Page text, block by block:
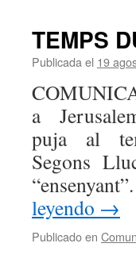
TEMPS
Publicada el 19
a
puja al
Segons
leyendo →
Publicado en